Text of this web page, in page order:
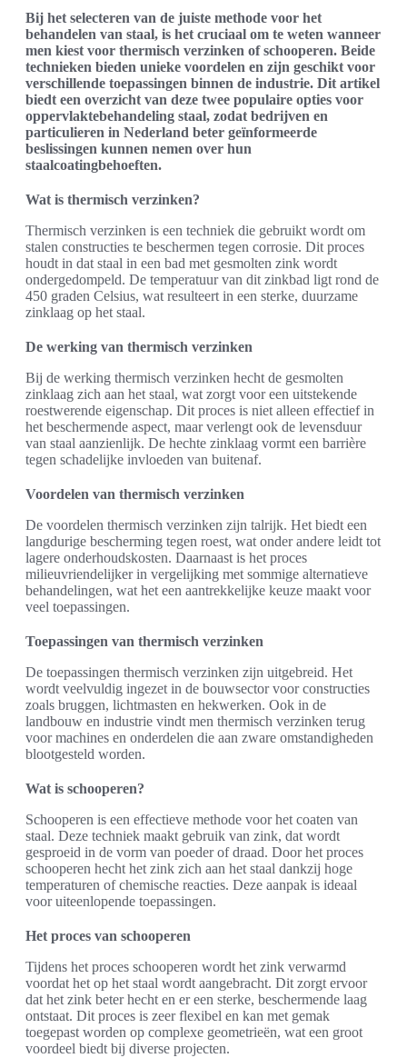
Bij het selecteren van de juiste methode voor het
behandelen van staal, is het cruciaal om te weten wanneer
men kiest voor thermisch verzinken of schooperen. Beide
technieken bieden unieke voordelen en zijn geschikt voor
verschillende toepassingen binnen de industrie. Dit artikel
biedt een overzicht van deze twee populaire opties voor
oppervlaktebehandeling staal, zodat bedrijven en
particulieren in Nederland beter geïnformeerde
beslissingen kunnen nemen over hun
staalcoatingbehoeften.
Wat is thermisch verzinken?
Thermisch verzinken is een techniek die gebruikt wordt om
stalen constructies te beschermen tegen corrosie. Dit proces
houdt in dat staal in een bad met gesmolten zink wordt
ondergedompeld. De temperatuur van dit zinkbad ligt rond de
450 graden Celsius, wat resulteert in een sterke, duurzame
zinklaag op het staal.
De werking van thermisch verzinken
Bij de werking thermisch verzinken hecht de gesmolten
zinklaag zich aan het staal, wat zorgt voor een uitstekende
roestwerende eigenschap. Dit proces is niet alleen effectief in
het beschermende aspect, maar verlengt ook de levensduur
van staal aanzienlijk. De hechte zinklaag vormt een barrière
tegen schadelijke invloeden van buitenaf.
Voordelen van thermisch verzinken
De voordelen thermisch verzinken zijn talrijk. Het biedt een
langdurige bescherming tegen roest, wat onder andere leidt tot
lagere onderhoudskosten. Daarnaast is het proces
milieuvriendelijker in vergelijking met sommige alternatieve
behandelingen, wat het een aantrekkelijke keuze maakt voor
veel toepassingen.
Toepassingen van thermisch verzinken
De toepassingen thermisch verzinken zijn uitgebreid. Het
wordt veelvuldig ingezet in de bouwsector voor constructies
zoals bruggen, lichtmasten en hekwerken. Ook in de
landbouw en industrie vindt men thermisch verzinken terug
voor machines en onderdelen die aan zware omstandigheden
blootgesteld worden.
Wat is schooperen?
Schooperen is een effectieve methode voor het coaten van
staal. Deze techniek maakt gebruik van zink, dat wordt
gesproeid in de vorm van poeder of draad. Door het proces
schooperen hecht het zink zich aan het staal dankzij hoge
temperaturen of chemische reacties. Deze aanpak is ideaal
voor uiteenlopende toepassingen.
Het proces van schooperen
Tijdens het proces schooperen wordt het zink verwarmd
voordat het op het staal wordt aangebracht. Dit zorgt ervoor
dat het zink beter hecht en er een sterke, beschermende laag
ontstaat. Dit proces is zeer flexibel en kan met gemak
toegepast worden op complexe geometrieën, wat een groot
voordeel biedt bij diverse projecten.